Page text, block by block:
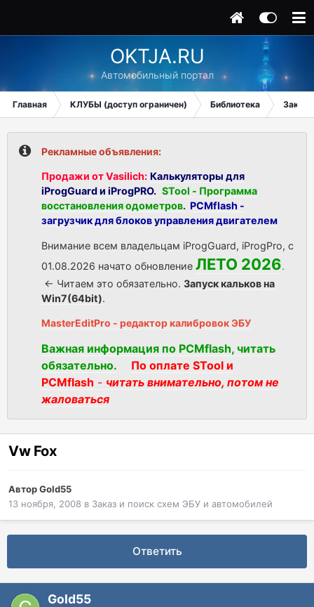
OKTJA.RU
Автомобильный портал
Главная КЛУБЫ (доступ ограничен) Библиотека Заказ
Рекламные объявления:
Продажи от Vasilich: Калькуляторы для
iProgGuard и iProgPRO. STool - Программа
восстановления одометров. PCMflash -
загрузчик для блоков управления двигателем
Внимание всем владельцам iProgGuard, iProgPro, с
01.08.2026 начато обновление ЛЕТО 2026.
<- Читаем это обязательно. Запуск кальков на
Win7(64bit).
MasterEditPro - редактор калибровок ЭБУ
Важная информация по PCMflash, читать
обязательно.
По оплате STool и
PCMflash - читать внимательно, потом не
жаловаться
Vw Fox
АвторGold55
13 ноября, 2008 в Заказ и поиск схем ЭБУ и автомобилей
Ответить
Gold55